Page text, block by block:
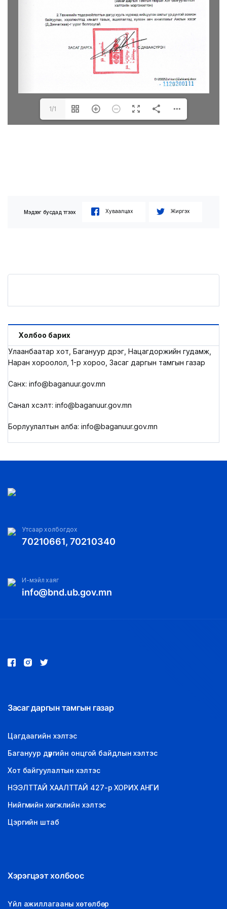
1/1
Мэдээг бусдад түгээх Хуваалцах Жиргэх
Холбоо барих
Улаанбаатар хот, Багануур дүүрэг, Нацагдоржийн гудамж,
Наран хороолол, 1-р хороо, Засаг даргын тамгын газар
Санхүү: info@baganuur.gov.mn
Санал хүсэлт: info@baganuur.gov.mn
Борлуулалтын алба: info@baganuur.gov.mn
Утсаар холбогдох
70210661, 70210340
И-мэйл хаяг
info@bnd.ub.gov.mn
Засаг даргын тамгын газар
Цагдаагийн хэлтэс
Багануур дүүргийн онцгой байдлын хэлтэс
Хот байгуулалтын хэлтэс
НЭЭЛТТАЙ ХААЛТТАЙ 427-р ХОРИХ АНГИ
Нийгмийн хөгжлийн хэлтэс
Цэргийн штаб
Хэрэгцээт холбоос
Үйл ажиллагааны хөтөлбөр